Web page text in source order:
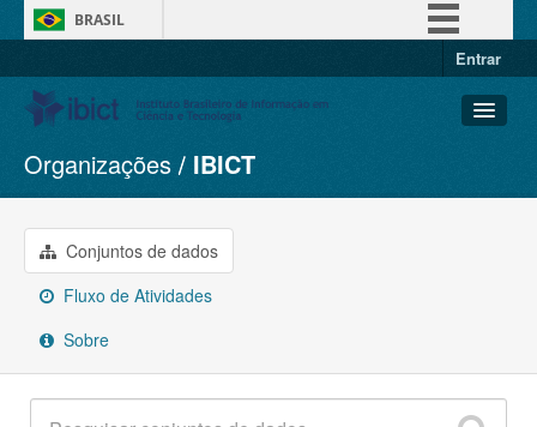
BRASIL
Entrar
Conjuntos de dados
Organizações
Grupos
Sobre
Organizações IBICT
Conjuntos de dados
Fluxo de Atividades
Sobre